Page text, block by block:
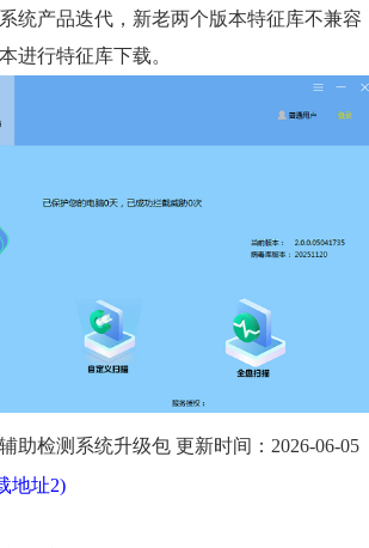
统产品迭代，新老两个版本特征库不兼容
进行特征库下载。
助检测系统升级包 更新时间：2026-06-05
地址2)